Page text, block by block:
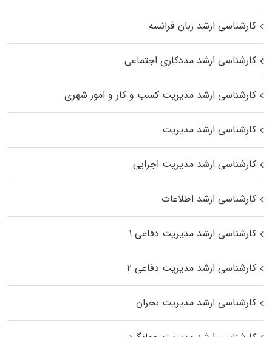
کارشناسی ارشد زبان فرانسه
کارشناسی ارشد مددکاری اجتماعی
کارشناسی ارشد مدیریت کسب و کار و امور شهری
کارشناسی ارشد مدیریت
کارشناسی ارشد مدیریت اجرایی
کارشناسی ارشد اطلاعات
کارشناسی ارشد مدیریت دفاعی ۱
کارشناسی ارشد مدیریت دفاعی ۲
کارشناسی ارشد مدیریت بحران